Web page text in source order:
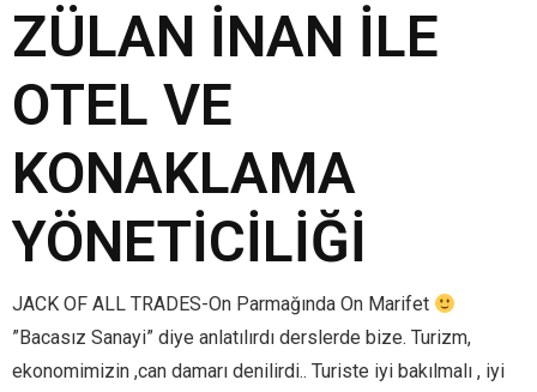
ZÜLAN İNAN İLE
OTEL VE
KONAKLAMA
YÖNETİCİLİĞİ
JACK OF ALL TRADES-On Parmağında On Marifet
”Bacasız Sanayi” diye anlatılırdı derslerde bize. Turizm,
ekonomimizin ,can damarı denilirdi.. Turiste iyi bakılmalı , iyi